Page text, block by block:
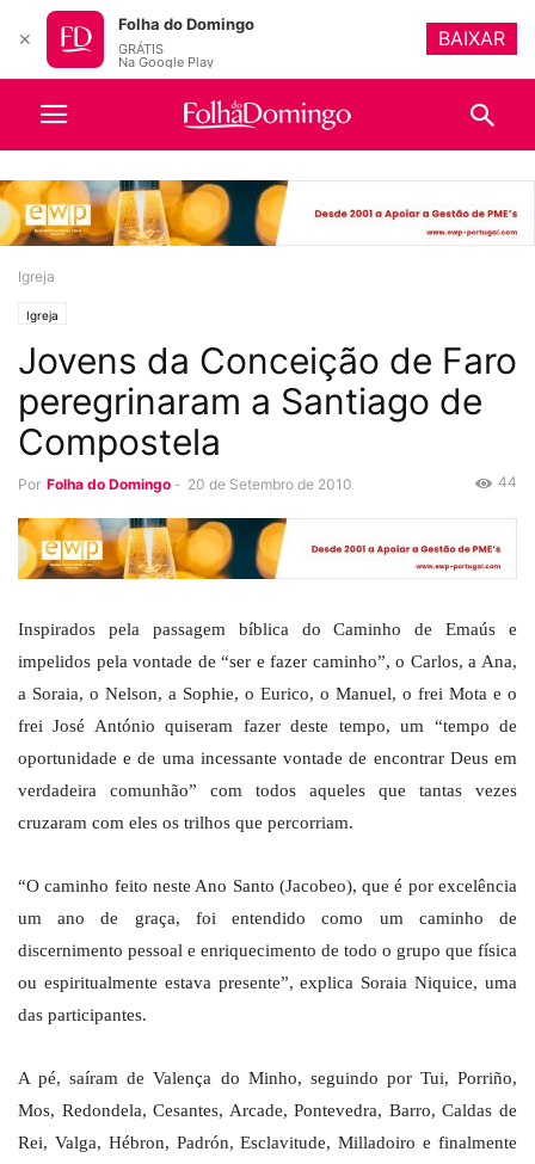
Igreja
Igreja
Jovens da Conceição de Faro
peregrinaram a Santiago de
Compostela
Por Folha do Domingo - 20 de Setembro de 2010 44
Inspirados pela passagem bíblica do Caminho de Emaús e
impelidos pela vontade de “ser e fazer caminho”, o Carlos, a Ana,
a Soraia, o Nelson, a Sophie, o Eurico, o Manuel, o frei Mota e o
frei José António quiseram fazer deste tempo, um “tempo de
oportunidade e de uma incessante vontade de encontrar Deus em
verdadeira comunhão” com todos aqueles que tantas vezes
cruzaram com eles os trilhos que percorriam.
“O caminho feito neste Ano Santo (Jacobeo), que é por excelência
um ano de graça, foi entendido como um caminho de
discernimento pessoal e enriquecimento de todo o grupo que física
ou espiritualmente estava presente”, explica Soraia Niquice, uma
das participantes.
A pé, saíram de Valença do Minho, seguindo por Tui, Porriño,
Mos, Redondela, Cesantes, Arcade, Pontevedra, Barro, Caldas de
Rei, Valga, Hébron, Padrón, Esclavitude, Milladoiro e finalmente
✕
Folha do Domingo
GRÁTIS
Na Google Play
BAIXAR